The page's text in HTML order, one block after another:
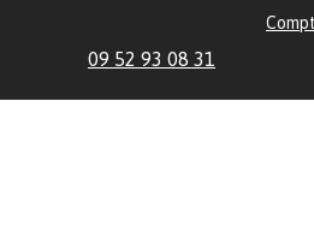
09 52 93 08 31